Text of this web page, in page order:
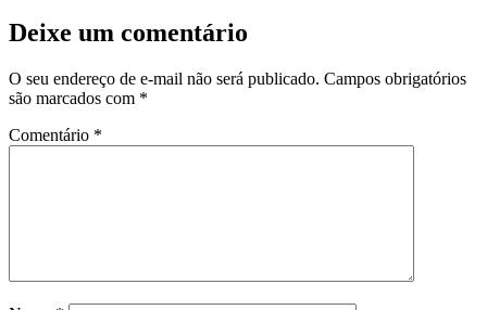
Deixe um comentário
O seu endereço de e-mail não será publicado. Campos obrigatórios
são marcados com *
Comentário *